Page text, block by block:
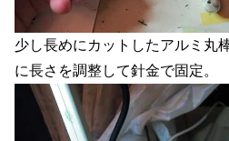
少し長めにカットしたアルミ丸
に長さを調整して針金で固定。